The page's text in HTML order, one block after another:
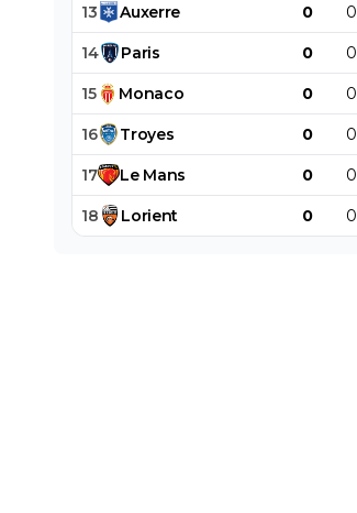
13 Auxerre 0 0
14 Paris 0 0
15 Monaco 0 0
16 Troyes 0 0
17 Le Mans 0 0
18 Lorient 0 0